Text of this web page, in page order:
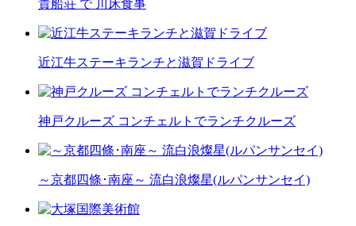
貴船荘 で 川床食事
近江牛ステーキランチと滋賀ドライブ
神戸クルーズ コンチェルトでランチクルーズ
～京都四條･南座～ 流白浪燦星(ルパンサンセイ)